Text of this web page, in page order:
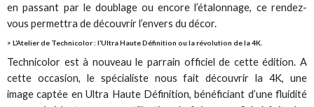
en passant par le doublage ou encore l’étalonnage, ce rendez-
vous permettra de découvrir l’envers du décor.
> L’Atelier de Technicolor : l’Ultra Haute Définition ou la révolution de la 4K.
Technicolor est à nouveau le parrain officiel de cette édition. A
cette occasion, le spécialiste nous fait découvrir la 4K, une
image captée en Ultra Haute Définition, bénéficiant d’une fluidité